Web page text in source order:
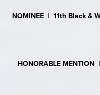
NOMINEE | 11th Black &
HONORABLE